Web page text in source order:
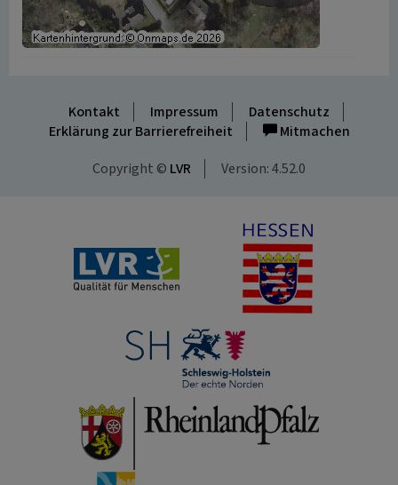
Kontakt Impressum
Datenschutz
Erklärung zur Barrierefreiheit
Mitmachen
Copyright © LVR Version: 4.52.0